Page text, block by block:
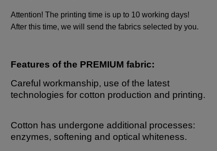
Attention! The printing time is up to 10 working days!
After this time, we will send the fabrics selected by you.
Features of the PREMIUM fabric:
Careful workmanship, use of the latest
technologies for cotton production and printing.
Cotton has undergone additional processes:
enzymes, softening and optical whiteness.